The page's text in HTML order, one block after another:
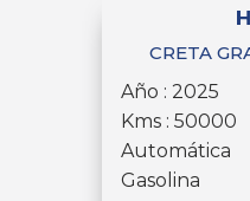
CRETA
Año : 2025
Kms : 50000
Automática
Gasolina